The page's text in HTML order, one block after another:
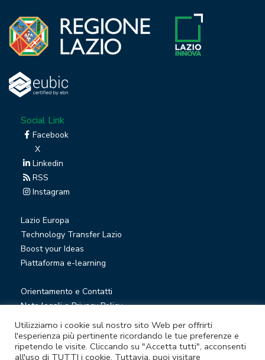
Social Link
Facebook
X
Linkedin
RSS
Instagram
Lazio Europa
Technology Transfer Lazio
Boost your Ideas
Piattaforma e-learning
Orientamento e Contatti
Note legali e Privacy Policy
Privacy Newsletter
Società trasparente
Whistleblowing
Utilizziamo i cookie sul nostro sito Web per offrirti
l'esperienza più pertinente ricordando le tue preferenze e
ripetendo le visite. Cliccando su "Accetta tutti", acconsenti
all'uso di TUTTI i cookie. Tuttavia, puoi visitare